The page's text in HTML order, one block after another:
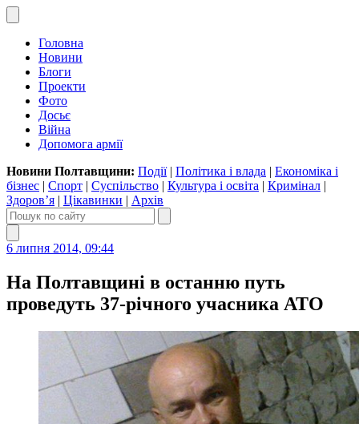
Головна
Новини
Блоги
Проекти
Фото
Досьє
Війна
Допомога армії
Новини Полтавщини: Події| Політика і влада | Економіка і
бізнес | Спорт | Суспільство | Культура і освіта | Кримінал |
Здоров’я | Цікавинки | Архів
6 липня 2014, 09:44
На Полтавщині в останню путь
проведуть 37-річного учасника АТО